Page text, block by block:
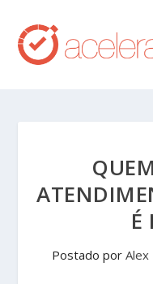
É
Postado por Alex